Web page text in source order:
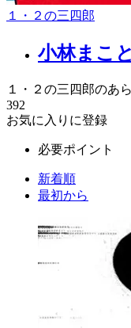
１・２の三四郎
小林まこと
１・２の三四郎のあ
392
お気に入りに登録
必要ポイント
新着順
最初から